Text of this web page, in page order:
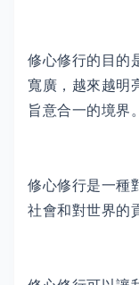
修心修行的目的
寬廣，越來越明
旨意合一的境界。
修心修行是一種
社會和對世界的